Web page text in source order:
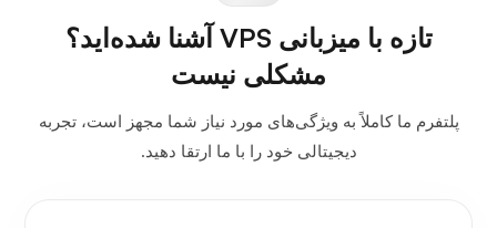
تازه با میزبانی VPS آشنا شده‌اید؟
مشکلی نیست
پلتفرم ما کاملاً به ویژگی‌های مورد نیاز شما مجهز است، تجربه
دیجیتالی خود را با ما ارتقا دهید.